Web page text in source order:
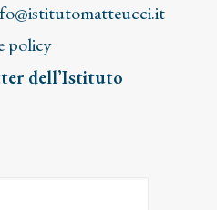
policy
dell’Istituto